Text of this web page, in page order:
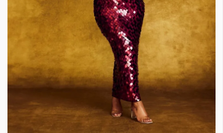
YouTube
Spotify Soundcloud
Ако нашият сайт ви харесва, можете да се абонирате за
седмичния ни нюзлетър тук:
© 2026, HighViewArt | Всички права запазени